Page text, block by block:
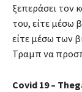
ξεπεράσει τον
του, είτε μέσω
είτε μέσω των
Τραμπ να
Covid 19 –